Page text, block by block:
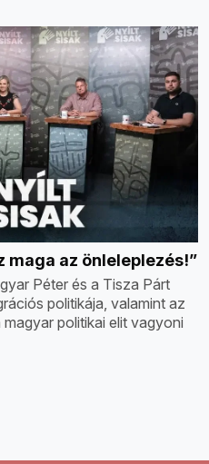
maga az önleleplezés!”
Péter és a Tisza Párt
politikája, valamint az
politikai elit vagyoni